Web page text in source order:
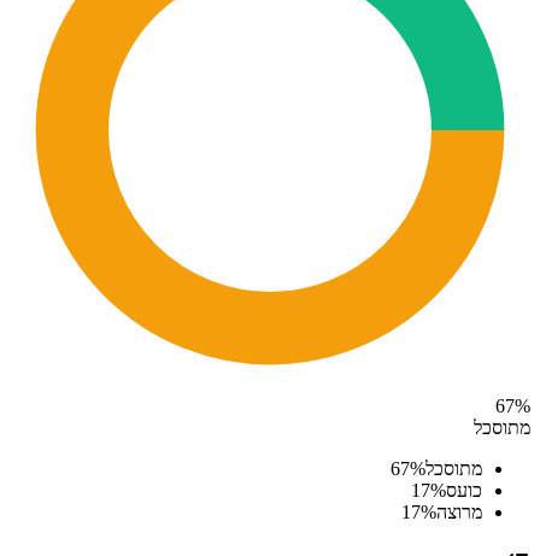
67%
מתוסכל
מתוסכל
67%
כועס
17%
מרוצה
17%